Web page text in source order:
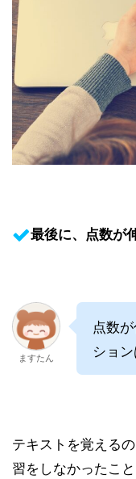
最後に、点数が
ますたん
点数
ショ
テキストを覚える
習をしなかったこ